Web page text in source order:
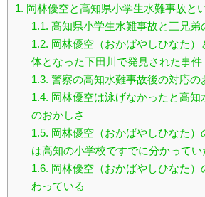
1. 岡林優空と高知県小学生水難事故と
1.1. 高知県小学生水難事故と三兄弟
1.2. 岡林優空（おかばやしひなた
体となった下田川で発見された事件
1.3. 警察の高知水難事故後の対応の
1.4. 岡林優空は泳げなかったと高知
のおかしさ
1.5. 岡林優空（おかばやしひなた
は高知の小学校ですでに分かってい
1.6. 岡林優空（おかばやしひなた
わっている